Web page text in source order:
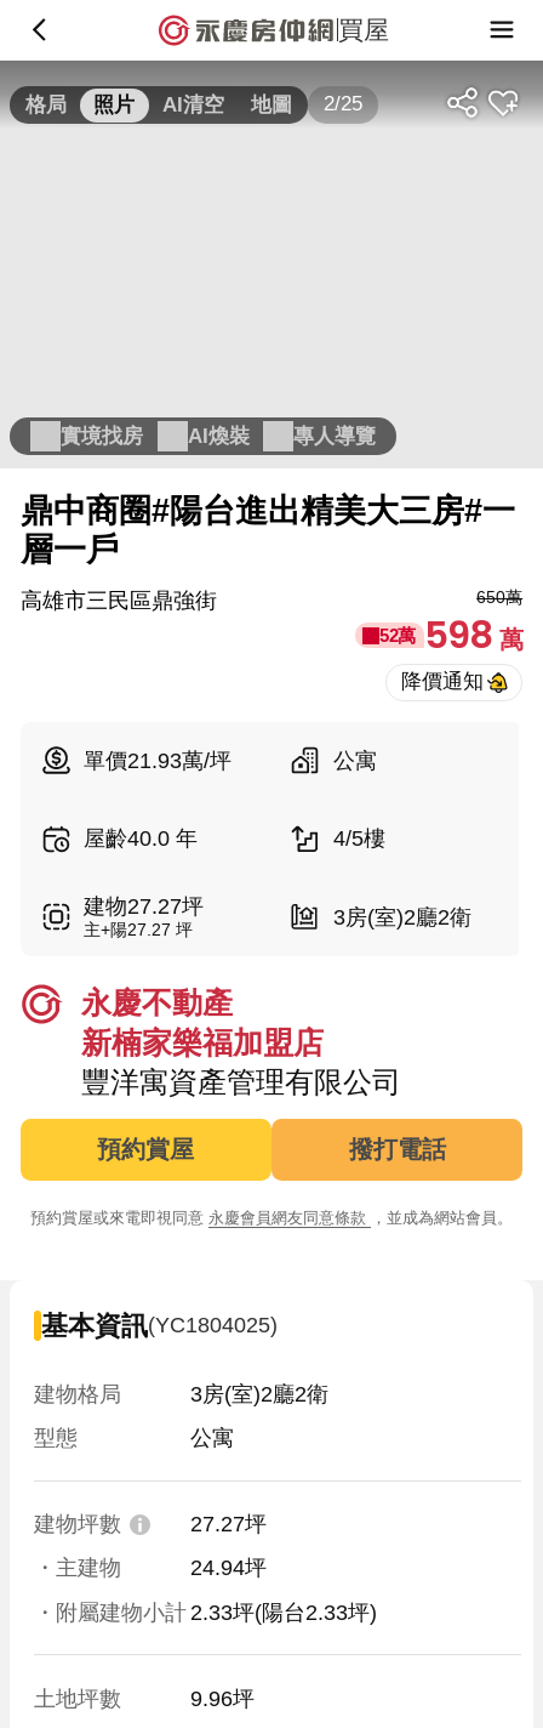
買屋
格局 照片 AI清空 地圖 2/25
實境找房 AI煥裝 專人導覽
鼎中商圈#陽台進出精美大三房#一
層一戶
高雄市三民區鼎強街 650萬
52萬 598萬
單價21.93萬/坪 公寓
屋齡40.0 年 4/5樓
建物27.27坪
主+陽27.27 坪 3房(室)2廳2衛
永慶不動產
新楠家樂福加盟店
豐洋寓資產管理有限公司
預約賞屋 撥打電話
預約賞屋或來電即視同意 永慶會員網友同意條款 ，並成為網站會員。
基本資訊(YC1804025)
建物格局
3房(室)2廳2衛
型態
公寓
建物坪數
27.27坪
・主建物
24.94坪
・附屬建物小計 2.33坪(陽台2.33坪)
土地坪數
9.96坪